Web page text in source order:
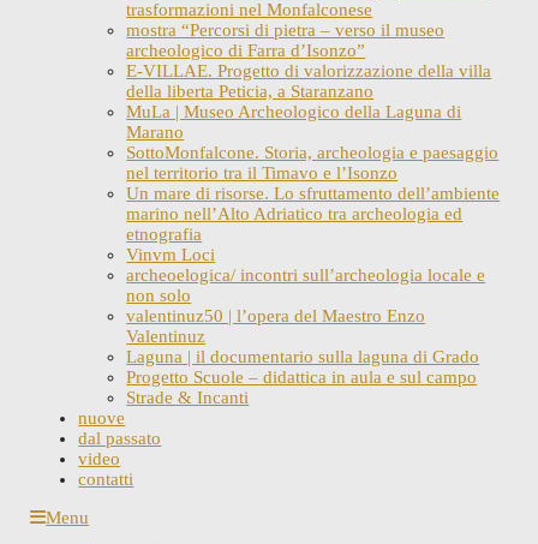
trasformazioni nel Monfalconese
mostra “Percorsi di pietra – verso il museo
archeologico di Farra d’Isonzo”
E-VILLAE. Progetto di valorizzazione della villa
della liberta Peticia, a Staranzano
MuLa | Museo Archeologico della Laguna di
Marano
SottoMonfalcone. Storia, archeologia e paesaggio
nel territorio tra il Timavo e l’Isonzo
Un mare di risorse. Lo sfruttamento dell’ambiente
marino nell’Alto Adriatico tra archeologia ed
etnografia
Vinvm Loci
archeoelogica/ incontri sull’archeologia locale e
non solo
valentinuz50 | l’opera del Maestro Enzo
Valentinuz
Laguna | il documentario sulla laguna di Grado
Progetto Scuole – didattica in aula e sul campo
Strade & Incanti
nuove
dal passato
video
contatti
SkipMenu